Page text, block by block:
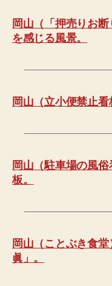
岡山（「押売りお
を感じる風景。
岡山（立小便禁止看
岡山（駐車場の風
板。
岡山（ことぶき食
眞」。